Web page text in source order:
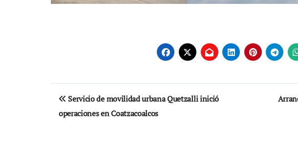
Navegación
de
Servicio de movilidad urbana Quetzalli inició
operaciones en Coatzacoalcos